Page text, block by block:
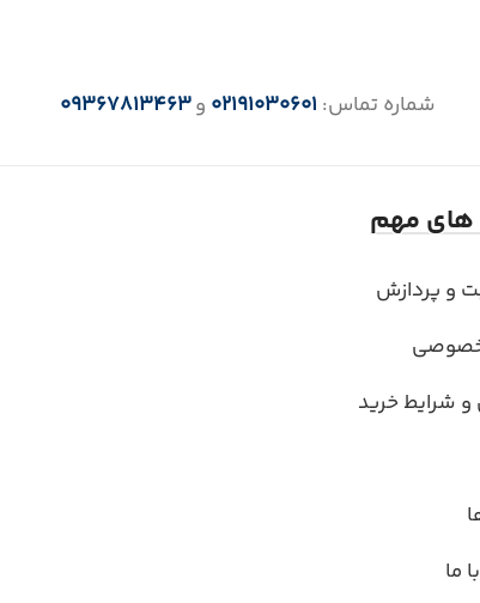
شماره تماس: 02191030601 و09367813463
های مهم
و پردازش
و شرایط خرید
ما